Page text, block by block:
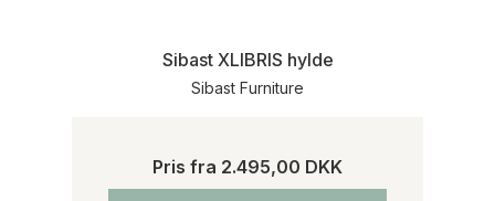
Sibast XLIBRIS hylde
Sibast Furniture
Pris fra 2.495,00 DKK